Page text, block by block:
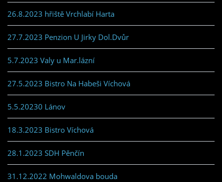
26.8.2023 hřiště Vrchlabí Harta
27.7.2023 Penzion U Jirky Dol.Dvůr
5.7.2023 Valy u Mar.lázní
27.5.2023 Bistro Na Habeši Víchová
5.5.20230 Lánov
18.3.2023 Bistro Víchová
28.1.2023 SDH Pěnčín
31.12.2022 Mohwaldova bouda